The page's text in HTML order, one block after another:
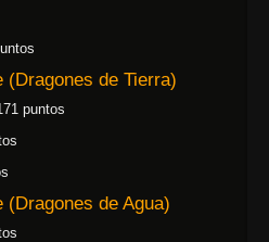
(Dragones de Tierra)
puntos
de Agua)